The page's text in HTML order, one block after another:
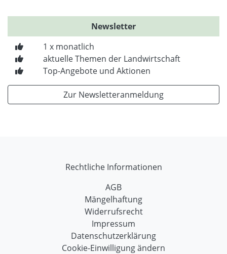
Newsletter
1 x monatlich
aktuelle Themen der Landwirtschaft
Top-Angebote und Aktionen
Zur Newsletteranmeldung
Rechtliche Informationen
AGB
Mängelhaftung
Widerrufsrecht
Impressum
Datenschutzerklärung
Cookie-Einwilligung ändern